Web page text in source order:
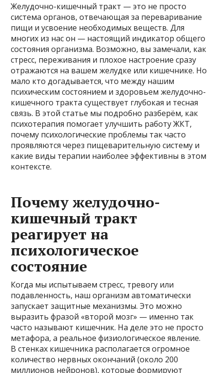
Желудочно-кишечный тракт — это не просто
система органов, отвечающая за переваривание
пищи и усвоение необходимых веществ. Для
многих из нас он — настоящий индикатор общего
состояния организма. Возможно, вы замечали, как
стресс, переживания и плохое настроение сразу
отражаются на вашем желудке или кишечнике. Но
мало кто догадывается, что между нашим
психическим состоянием и здоровьем желудочно-
кишечного тракта существует глубокая и тесная
связь. В этой статье мы подробно разберём, как
психотерапия помогает улучшить работу ЖКТ,
почему психологические проблемы так часто
проявляются через пищеварительную систему и
какие виды терапии наиболее эффективны в этом
контексте.
Почему желудочно-
кишечный тракт
реагирует на
психологическое
состояние
Когда мы испытываем стресс, тревогу или
подавленность, наш организм автоматически
запускает защитные механизмы. Это можно
выразить фразой «второй мозг» — именно так
часто называют кишечник. На деле это не просто
метафора, а реальное физиологическое явление.
В стенках кишечника располагается огромное
количество нервных окончаний (около 200
миллионов нейронов), которые формируют